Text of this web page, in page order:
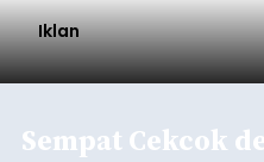
Iklan